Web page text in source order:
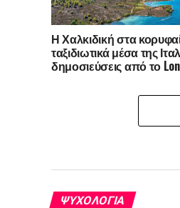
Η Χαλκιδική στα
ταξιδιωτικά μέσα της
δημοσιεύσεις από το
ΨΥΧΟΛΟΓΊΑ